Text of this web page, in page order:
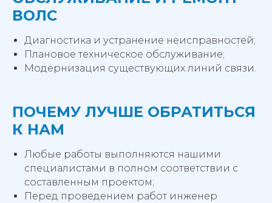
ВОЛС
Диагностика и устранение неисправностей;
Плановое техническое обслуживание;
Модернизация существующих линий связи.
ПОЧЕМУ ЛУЧШЕ ОБРАТИТЬСЯ
К НАМ
Любые работы выполняются нашими
специалистами в полном соответствии с
составленным проектом;
Перед проведением работ инженер